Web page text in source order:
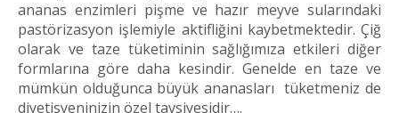
ananas enzimleri pişme ve hazır meyve sularındaki
pastörizasyon işlemiyle aktifliğini kaybetmektedir. Çiğ
olarak ve taze tüketiminin sağlığımıza etkileri diğer
formlarına göre daha kesindir. Genelde en taze ve
mümkün olduğunca büyük ananasları tüketmeniz de
diyetisyeninizin özel tavsiyesidir….